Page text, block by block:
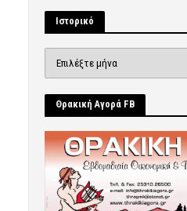
Ιστορικό
Θρακική Αγορά FB